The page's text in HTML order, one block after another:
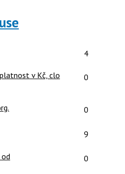
Počet
4
v Kč, clo
Počet
0
Počet
0
Počet
9
Počet
0